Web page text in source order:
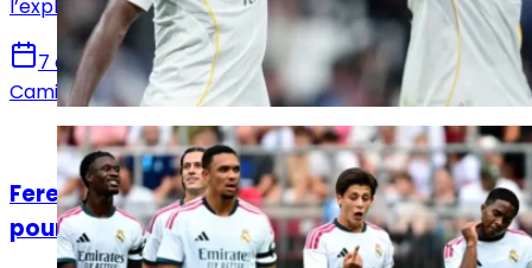
l’exploitera.
7 août 2026
Camille Santos
Actualités
Ferencváros – Real Madrid : la Casa Blanca
poursuit sa préparation à Budapest